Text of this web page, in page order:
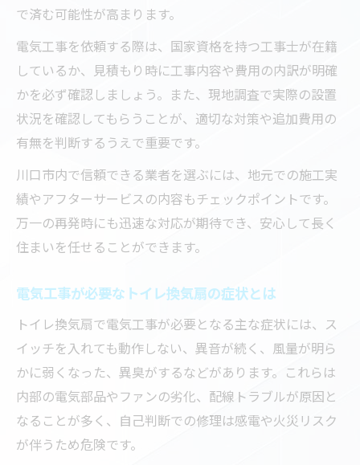
で済む可能性が高まります。
電気工事を依頼する際は、国家資格を持つ工事士が在籍
しているか、見積もり時に工事内容や費用の内訳が明確
かを必ず確認しましょう。また、現地調査で実際の設置
状況を確認してもらうことが、適切な対策や追加費用の
有無を判断するうえで重要です。
川口市内で信頼できる業者を選ぶには、地元での施工実
績やアフターサービスの内容もチェックポイントです。
万一の再発時にも迅速な対応が期待でき、安心して長く
住まいを任せることができます。
電気工事が必要なトイレ換気扇の症状とは
トイレ換気扇で電気工事が必要となる主な症状には、ス
イッチを入れても動作しない、異音が続く、風量が明ら
かに弱くなった、異臭がするなどがあります。これらは
内部の電気部品やファンの劣化、配線トラブルが原因と
なることが多く、自己判断での修理は感電や火災リスク
が伴うため危険です。